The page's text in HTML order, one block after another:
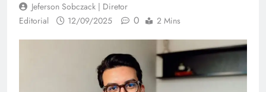
Jeferson Sobczack | Diretor
Editorial
12/09/2025 0 2 Mins